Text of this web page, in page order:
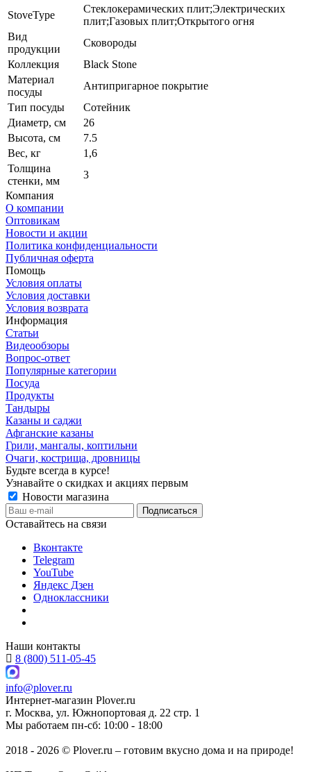
StoveType
Стеклокерамических плит;Электрических
плит;Газовых плит;Открытого огня
Вид
продукции
Сковороды
Коллекция
Blaсk Stone
Материал
посуды
Антипригарное покрытие
Тип посуды
Сотейник
Диаметр, см
26
Высота, см
7.5
Вес, кг
1,6
Толщина
стенки, мм
3
Компания
О компании
Оптовикам
Новости и акции
Политика конфиденциальности
Публичная оферта
Помощь
Условия оплаты
Условия доставки
Условия возврата
Информация
Статьи
Видеообзоры
Вопрос-ответ
Популярные категории
Посуда
Продукты
Тандыры
Казаны и саджи
Афганские казаны
Грили, мангалы, коптильни
Очаги, кострища, дровницы
Будьте всегда в курсе!
Узнавайте о скидках и акциях первым
Новости магазина
Оставайтесь на связи
Вконтакте
Telegram
YouTube
Яндекс Дзен
Одноклассники
Наши контакты
8 (800) 511-05-45
info@plover.ru
Интернет-магазин Plover.ru
г. Москва, ул. Южнопортовая д. 22 стр. 1
Мы работаем пн-сб: 10:00 - 18:00
2018 - 2026 © Plover.ru – готовим вкусно дома и на природе!